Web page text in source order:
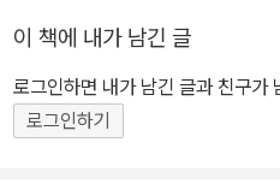
음성 MP3(HackersIngang.com) [책의 특장점] 1. 최신 OPIc Ba
ckground Survey 항목 완벽 반영한 최신개정
되는 최신 빈출 문제로 OPIc 최신 경향 완벽 대
L 등급 완성 가능 가능한 체계적인 학습 구성! 1) 유형
이 책에 내가 남긴 글
로그인하면 내가 남긴 글과 친구가
로그인하기